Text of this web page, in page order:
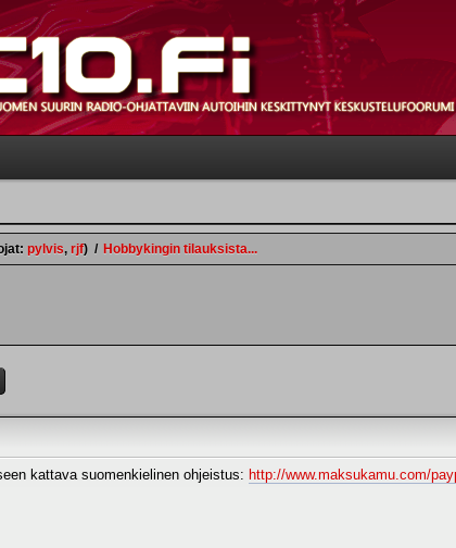
pylvis, rjf) / Hobbykingin tilauksista...
kattava suomenkielinen ohjeistus: http://www.maksukamu.com/